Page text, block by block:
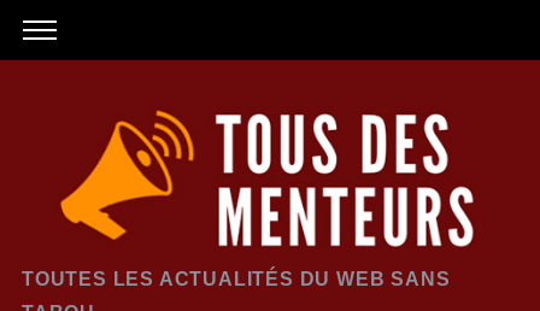
TOUTES LES ACTUALITÉS DU WEB SANS